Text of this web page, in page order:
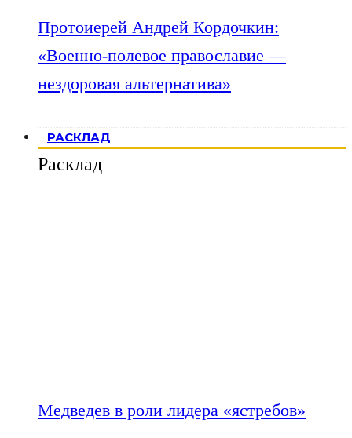
Протоиерей Андрей Кордочкин:
«Военно-полевое православие —
нездоровая альтернатива»
РАСКЛАД
Расклад
Медведев в роли лидера «ястребов»